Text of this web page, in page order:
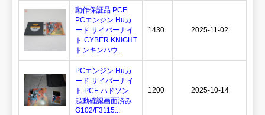
動作保証品 PCE
PCエンジン Huカ
ード サイバーナイ
ト CYBER KNIGHT
トンキンハウ...
1430 2025-11-02
PCエンジン Huカ
ード サイバーナイ
ト PCE ハドソン
起動確認画面済み
G102/F3115...
1200 2025-10-14